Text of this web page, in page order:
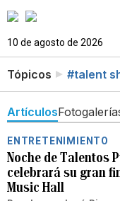
10 de agosto de 2026
Tópicos #talent
Artículos
ENTRETENIMIENTO
Noche de Talentos
celebrará su gran
Music Hall